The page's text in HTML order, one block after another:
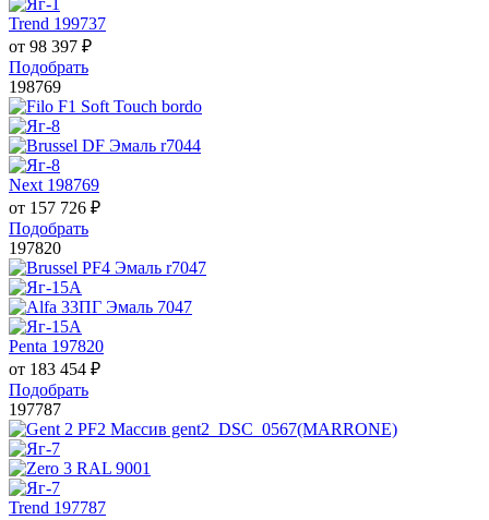
Trend 199737
от 98 397 ₽
Подобрать
198769
Next 198769
от 157 726 ₽
Подобрать
197820
Penta 197820
от 183 454 ₽
Подобрать
197787
Trend 197787